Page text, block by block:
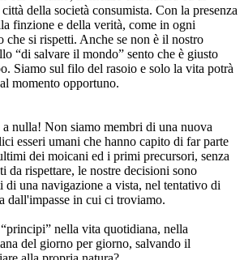
della società consumista. Con la presenza
finzione e della verità, come in ogni
che si rispetti. Anche se non è il nostro
“di salvare il mondo” sento che è giusto
Siamo sul filo del rasoio e solo la vita potrà
momento opportuno.
a nulla! Non siamo membri di una nuova
esseri umani che hanno capito di far parte
dei moicani ed i primi precursori, senza
da rispettare, le nostre decisioni sono
di una navigazione a vista, nel tentativo di
dall'impasse in cui ci troviamo.
nella vita quotidiana, nella
del giorno per giorno, salvando il